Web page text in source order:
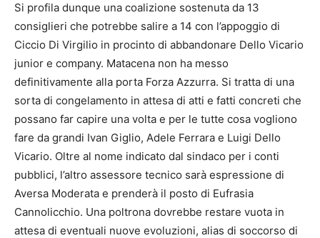
Si profila dunque una coalizione sostenuta da 13
consiglieri che potrebbe salire a 14 con l’appoggio di
Ciccio Di Virgilio in procinto di abbandonare Dello Vicario
junior e company. Matacena non ha messo
definitivamente alla porta Forza Azzurra. Si tratta di una
sorta di congelamento in attesa di atti e fatti concreti che
possano far capire una volta e per le tutte cosa vogliono
fare da grandi Ivan Giglio, Adele Ferrara e Luigi Dello
Vicario. Oltre al nome indicato dal sindaco per i conti
pubblici, l’altro assessore tecnico sarà espressione di
Aversa Moderata e prenderà il posto di Eufrasia
Cannolicchio. Una poltrona dovrebbe restare vuota in
attesa di eventuali nuove evoluzioni, alias di soccorso di